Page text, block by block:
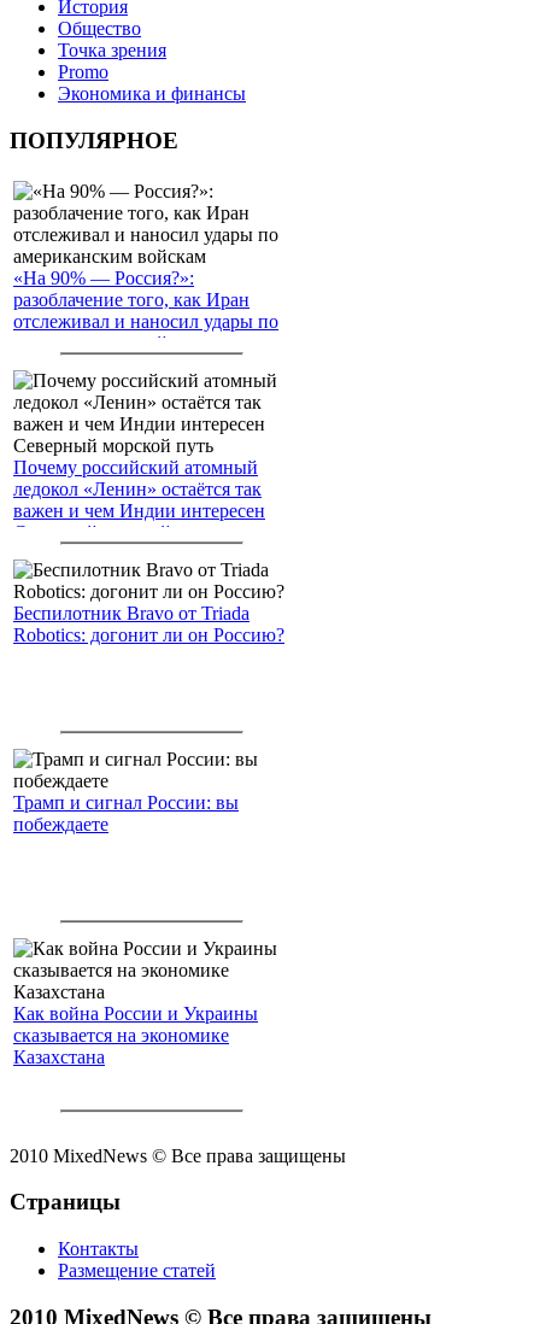
История
Общество
Точка зрения
Promo
Экономика и финансы
ПОПУЛЯРНОЕ
«На 90% — Россия?»:
разоблачение того, как Иран
отслеживал и наносил удары по
американским войскам
Почему российский атомный
ледокол «Ленин» остаётся так
важен и чем Индии интересен
Северный морской путь
Беспилотник Bravo от Triada
Robotics: догонит ли он Россию?
Трамп и сигнал России: вы
побеждаете
Как война России и Украины
сказывается на экономике
Казахстана
2010 MixedNews © Все права защищены
Страницы
Контакты
Размещение статей
2010 MixedNews © Все права защищены